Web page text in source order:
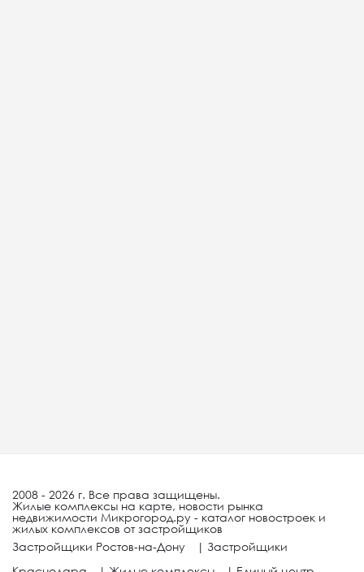
2008 - 2026 г. Все права защищены.
Жилые комплексы на карте, новости рынка
недвижимости Микрогород.ру - каталог новостроек и
жилых комплексов от застройщиков
Застройщики Ростов-на-Дону
| Застройщики